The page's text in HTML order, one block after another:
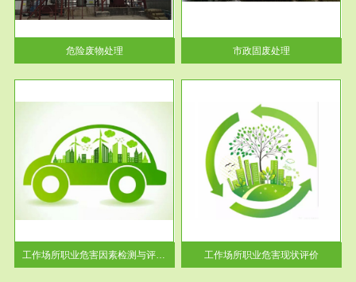
危险废物处理
废物处理业务包括市政废物的处
理处...
市政固废处理
工作场所职业危害因素检测与评价...
服务范围
工作场所职业危害现状评价
【现状评价意义】：具体因素---
-通过质谱分析等多种手段明确
工作场...
工作场所职业危害现状评价